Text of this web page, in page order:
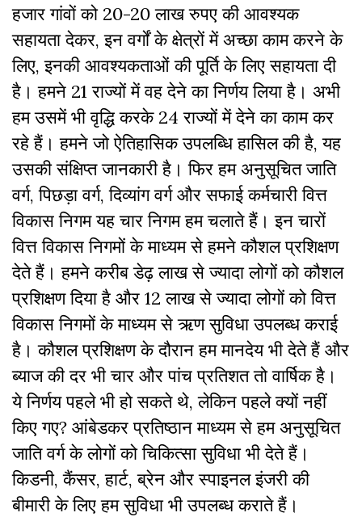
हजार गांवों को 20-20 लाख रुपए की आवश्यक
सहायता देकर, इन वर्गों के क्षेत्रों में अच्छा काम करने के
लिए, इनकी आवश्यकताओं की पूर्ति के लिए सहायता दी
है। हमने 21 राज्यों में वह देने का निर्णय लिया है। अभी
हम उसमें भी वृद्धि करके 24 राज्यों में देने का काम कर
रहे हैं। हमने जो ऐतिहासिक उपलब्धि हासिल की है, यह
उसकी संक्षिप्त जानकारी है। फिर हम अनुसूचित जाति
वर्ग, पिछड़ा वर्ग, दिव्यांग वर्ग और सफाई कर्मचारी वित्त
विकास निगम यह चार निगम हम चलाते हैं। इन चारों
वित्त विकास निगमों के माध्यम से हमने कौशल प्रशिक्षण
देते हैं। हमने करीब डेढ़ लाख से ज्यादा लोगों को कौशल
प्रशिक्षण दिया है और 12 लाख से ज्यादा लोगों को वित्त
विकास निगमों के माध्यम से ऋण सुविधा उपलब्ध कराई
है। कौशल प्रशिक्षण के दौरान हम मानदेय भी देते हैं और
ब्याज की दर भी चार और पांच प्रतिशत तो वार्षिक है।
ये निर्णय पहले भी हो सकते थे, लेकिन पहले क्यों नहीं
किए गए? आंबेडकर प्रतिष्ठान माध्यम से हम अनुसूचित
जाति वर्ग के लोगों को चिकित्सा सुविधा भी देते हैं।
किडनी, कैंसर, हार्ट, ब्रेन और स्पाइनल इंजरी की
बीमारी के लिए हम सुविधा भी उपलब्ध कराते हैं।